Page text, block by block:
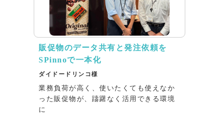
販促物のデータ共有と発注依頼を
SPinnoで一本化
ダイドードリンコ様
業務負荷が高く、使いたくても使えなか
った販促物が、躊躇なく活用できる環境
に